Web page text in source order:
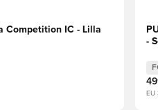
Competition IC - Lilla
-
EU